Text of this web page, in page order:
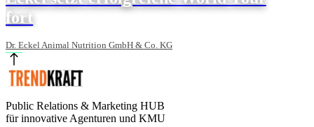
fort
Dr. Eckel Animal Nutrition GmbH & Co. KG
Public Relations & Marketing HUB
für innovative Agenturen und KMU